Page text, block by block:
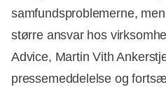
samfundsproblemerne,
større ansvar hos
Advice, Martin Vith
pressemeddelelse og